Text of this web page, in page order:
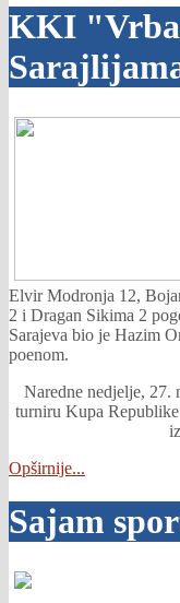
KKI
Elvir Modronja 12,
2 i Dragan Sikima 2
Sarajeva bio je Hazim
poenom.
Naredne nedjelje, 27.
turniru Kupa
Opširnije...
Sajam